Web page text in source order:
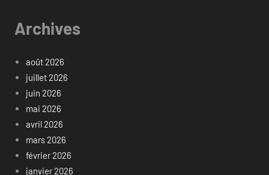
Archives
août 2026
juillet 2026
juin 2026
mai 2026
avril 2026
mars 2026
février 2026
janvier 2026